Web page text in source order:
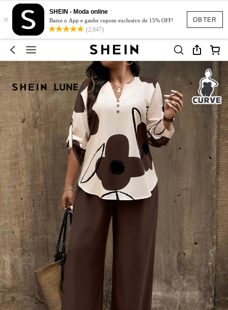
OBTER
×
SHEIN - Moda online
Baixe o App e ganhe cupom exclusivo de 15% OFF!
(2,847)